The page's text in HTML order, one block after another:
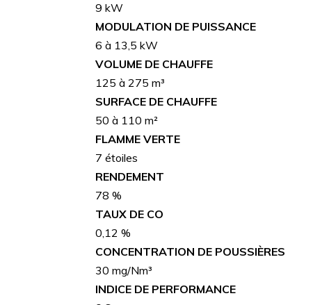
9 kW
MODULATION DE PUISSANCE
6 à 13,5 kW
VOLUME DE CHAUFFE
125 à 275 m³
SURFACE DE CHAUFFE
50 à 110 m²
FLAMME VERTE
7 étoiles
RENDEMENT
78 %
TAUX DE CO
0,12 %
CONCENTRATION DE POUSSIÈRES
30 mg/Nm³
INDICE DE PERFORMANCE